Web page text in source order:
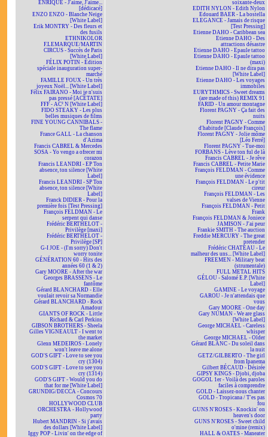
ENRIQUÉ - J'aime, J'aime...
[dédicacé]
ENZO ENZO - Blanche Neige
[White Label]
Erik MONTRY - Des fleurs et
des fusils
ETHNIKOLOR
F.LEMARQUE/MARTIN
CIRCUS - Succès de Paris
[White Label]
FÉLIX POTIN - Édition
spéciale inauguration super-
marché
FAMILLE FOUX - Un très
joyeux Noël... [White Label]
Félix FAIRANO - Moi je n'suis
pas pressé [ACÉTATE]
FFF - AC² N [White Label]
FIDO STEAKY - Les plus
belles musiques de films
FINE YOUNG CANNIBALS -
The flame
France GALL - La chanson
d'Azima
Francis CABREL & Mercedes
SOSA - Yo vengo a ofrecer mi
corazon
Francis LEANDRI - EP Ton
absence, ton silence [White
Label]
Francis LEANDRI - SP Ton
absence, ton silence [White
Label]
Franck DIDIER - Pour la
première fois [Test Pressing]
François FELDMAN - Le
serpent qui danse
Frédéric BERTHELOT -
Privilège [maxi]
Frédéric BERTHELOT -
Privilège [SP]
G-I JOE - (I'm sorry) Don't
worry tonite
GÉNÉRATION 60 - Hits des
années 60 (1 & 2)
Gary MOORE - After the war
Georges BRASSENS - Le
fantôme
Gérard BLANCHARD - Elle
voulait revoir sa Normandie
Gérard BLANCHARD - Rock
Amadour
GIANTS OF ROCK - Little
Richard & Carl Perkins
GIBSON BROTHERS - Sheela
Gilles VIGNEAULT - I went to
the market
Glenn MEDEIROS - Lonely
won't leave me alone
GOD'S GIFT - Love to see you
cry (1304)
GOD'S GIFT - Love to see you
cry (1314)
GOD'S GIFT - Would you do
that for me [White Label]
GRUNDIG/DECCA - Concours
Cosmos 70
HOLLYWOOD CLUB
ORCHESTRA - Hollywood
party
Hubert MANDRIN - Si j'avais
des dollars [White Label]
Iggy POP - Livin' on the edge of
soixante-deux
EDITH NYLON - Edith Nylon
Edouard BAER - La bostella
ELEGANCE - Jamais de risque
[Test Pressing]
Etienne DAHO - Caribbean sea
Etienne DAHO - Des
attractions désastre
Etienne DAHO - Epaule tattoo
Etienne DAHO - Epaule tattoo
(maxi)
Etienne DAHO - Il ne dira pas
[White Label]
Etienne DAHO - Les voyages
immobiles
EURYTHMICS - Sweet dreams
(are made of this) REMIX 91
FARID - Un amour montagne
Florent PAGNY - Ça fait des
nuits
Florent PAGNY - Comme
d'habitude [Claude François]
Florent PAGNY - Jolie môme
[Léo Ferré]
Florent PAGNY - Tue-moi
FORBANS - Lève ton ful de là
Francis CABREL - Je rêve
Francis CABREL - Petite Marie
François FELDMAN - Comme
une évidence
François FELDMAN - Le p'tit
cireur
François FELDMAN - Les
valses de Vienne
François FELDMAN - Petit
Frank
François FELDMAN & Joniece
JAMISON - J'ai peur
Frankie SMITH - The auction
Freddie MERCURY - The great
pretender
Frédéric CHATEAU - Le
malheur des uns... [White Label]
FREEMEN - Military beat
(strumentale)
FULL METAL HITS
GÉLOU - Salomé E.P. [White
Label]
GAMINE - Le voyage
GAROU - Je n'attendais que
vous
Gary MOORE - One day
Gary NUMAN - We are glass
[White Label]
George MICHAEL - Careless
whisper
George MICHAEL - Older
Gérard BLANC - Du soleil dans
la nuit
GETZ/GILBERTO - The girl
from Ipanema
Gilbert BÉCAUD - Désirée
GIPSY KINGS - Djobi, djoba
GOGOL 1er - Voilà des paroles
faciles à comprendre
GOLD - Laissez-nous chanter
GOLD - Tropicana / T'es pas
fou
GUNS N'ROSES - Knockin' on
heaven's door
GUNS N'ROSES - Sweet child
o'mine (remix)
HALL & OATES - Maneater